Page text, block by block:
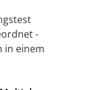
-
in einem